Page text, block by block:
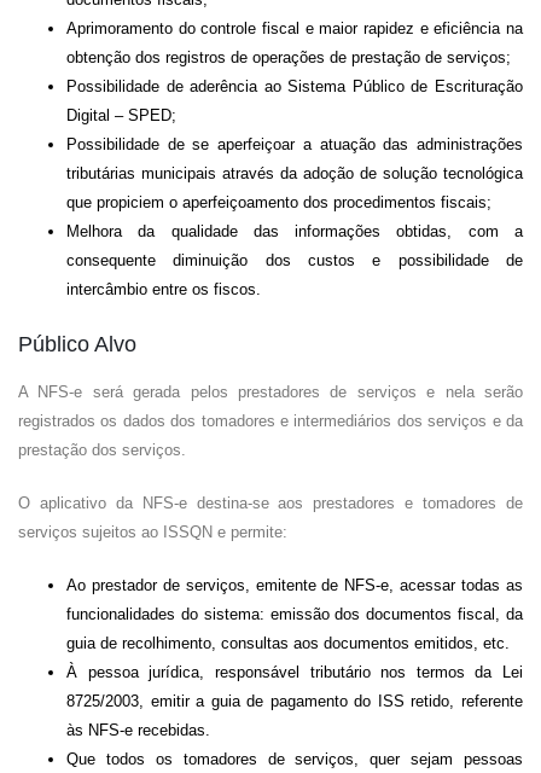
Aprimoramento do controle fiscal e maior rapidez e eficiência na
obtenção dos registros de operações de prestação de serviços;
Possibilidade de aderência ao Sistema Público de Escrituração
Digital – SPED;
Possibilidade de se aperfeiçoar a atuação das administrações
tributárias municipais através da adoção de solução tecnológica
que propiciem o aperfeiçoamento dos procedimentos fiscais;
Melhora da qualidade das informações obtidas, com a
consequente diminuição dos custos e possibilidade de
intercâmbio entre os fiscos.
Público Alvo
A NFS-e será gerada pelos prestadores de serviços e nela serão
registrados os dados dos tomadores e intermediários dos serviços e da
prestação dos serviços.
O aplicativo da NFS-e destina-se aos prestadores e tomadores de
serviços sujeitos ao ISSQN e permite:
Ao prestador de serviços, emitente de NFS-e, acessar todas as
funcionalidades do sistema: emissão dos documentos fiscal, da
guia de recolhimento, consultas aos documentos emitidos, etc.
À pessoa jurídica, responsável tributário nos termos da Lei
8725/2003, emitir a guia de pagamento do ISS retido, referente
às NFS-e recebidas.
Que todos os tomadores de serviços, quer sejam pessoas